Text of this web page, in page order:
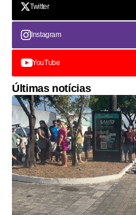
Twitter
Instagram
YouTube
Últimas notícias